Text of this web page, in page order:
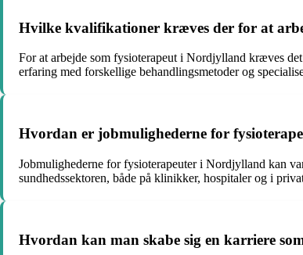
Hvilke kvalifikationer kræves der for at
For at arbejde som fysioterapeut i Nordjylland kræves
erfaring med forskellige behandlingsmetoder og
Hvordan er jobmulighederne for
Jobmulighederne for fysioterapeuter i Nordjylland kan
sundhedssektoren, både på klinikker, hospitaler og i
Hvordan kan man skabe sig en karriere